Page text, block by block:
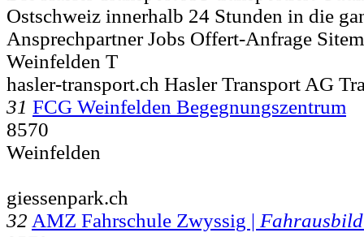
Ostschweiz innerhalb 24 Stunden in die
Ansprechpartner Jobs Offert-Anfrage
Weinfelden T
hasler-transport.ch Hasler Transport AG
31 FCG Weinfelden Begegnungszentrum
8570
Weinfelden
giessenpark.ch
32 AMZ Fahrschule Zwyssig |